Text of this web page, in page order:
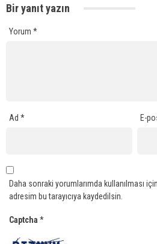
Bir yanıt yazın
Yorum *
Ad * E-
Daha sonraki yorumlarımda kullanılması
adresim bu tarayıcıya kaydedilsin.
Captcha *